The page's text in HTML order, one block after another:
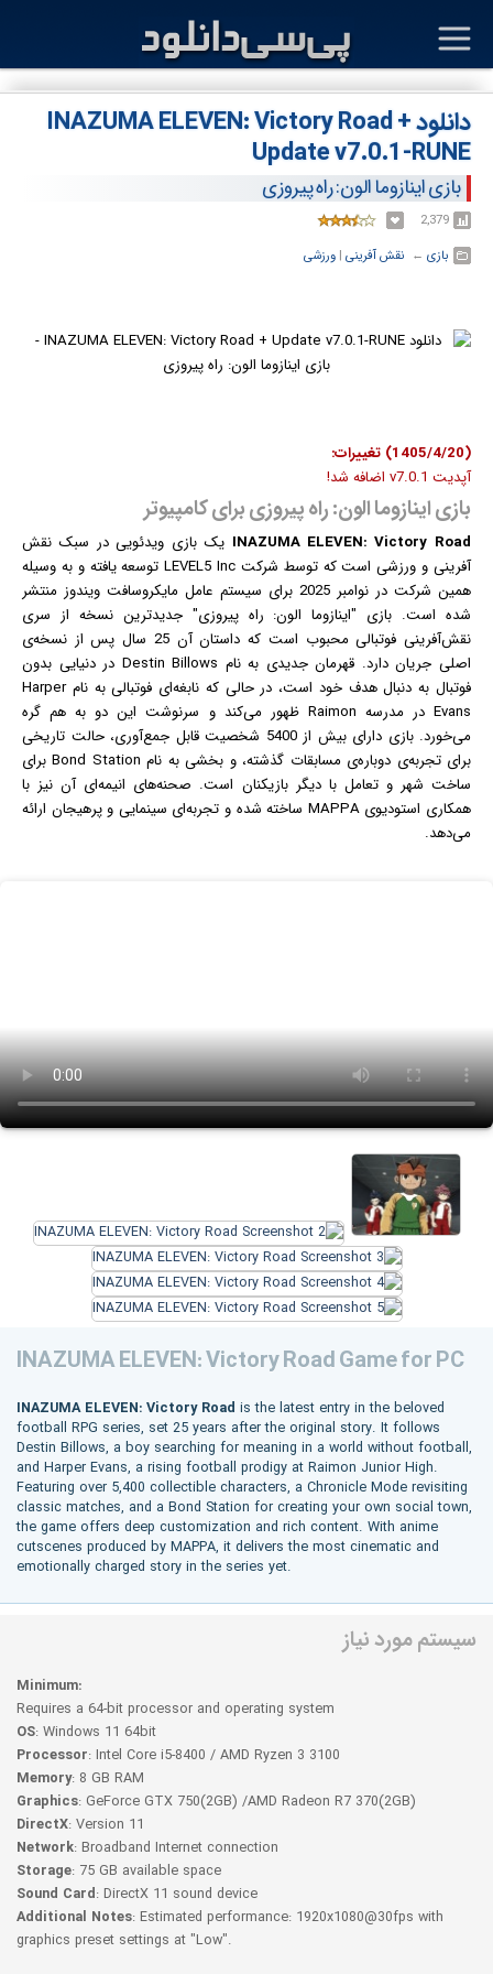
دانلود INAZUMA ELEVEN: Victory Road +
Update v7.0.1-RUNE
بازی اینازوما الون: راه پیروزی
2,379
بازی ← ‏ نقش آفرینی ‏| ورزشی
(1405/4/20) تغییرات:
آپدیت v7.0.1 اضافه شد!
بازی اینازوما الون: راه پیروزی برای کامپیوتر
INAZUMA ELEVEN: Victory Road یک بازی ویدئویی در سبک نقش
آفرینی و ورزشی است که توسط شرکت LEVEL5 Inc توسعه یافته و به وسیله
همین شرکت در نوامبر 2025 برای سیستم عامل مایکروسافت
ویندوز منتشر
شده است. بازی "اینازوما الون: راه پیروزی" جدیدترین نسخه از سری
نقش‌آفرینی فوتبالی محبوب است که داستان آن 25 سال پس از نسخه‌ی
اصلی جریان دارد. قهرمان جدیدی به نام Destin Billows در دنیایی بدون
فوتبال به دنبال هدف خود است، در حالی که نابغه‌ای فوتبالی به نام Harper
Evans در مدرسه Raimon ظهور می‌کند و سرنوشت این دو به هم گره
می‌خورد. بازی دارای بیش از 5400 شخصیت قابل جمع‌آوری، حالت تاریخی
برای تجربه‌ی دوباره‌ی مسابقات گذشته، و بخشی به نام Bond Station برای
ساخت شهر و تعامل با دیگر بازیکنان است. صحنه‌های انیمه‌ای آن نیز با
همکاری استودیوی MAPPA ساخته شده و تجربه‌ای سینمایی و پرهیجان ارائه
می‌دهد.
INAZUMA ELEVEN: Victory Road Game for PC
INAZUMA ELEVEN: Victory Road is the latest entry in the beloved
football RPG series, set 25 years after the original story. It follows
Destin Billows, a boy searching for meaning in a world without football,
and Harper Evans, a rising football prodigy at Raimon Junior High.
Featuring over 5,400 collectible characters, a Chronicle Mode revisiting
classic matches, and a Bond Station for creating your own social town,
the game offers deep customization and rich content. With anime
cutscenes produced by MAPPA, it delivers the most cinematic and
emotionally charged story in the series yet.
سیستم مورد نیاز
Minimum:
Requires a 64-bit processor and operating system
OS: Windows 11 64bit
Processor: Intel Core i5-8400 / AMD Ryzen 3 3100
Memory: 8 GB RAM
Graphics: GeForce GTX 750(2GB) /AMD Radeon R7 370(2GB)
DirectX: Version 11
Network: Broadband Internet connection
Storage: 75 GB available space
Sound Card: DirectX 11 sound device
Additional Notes: Estimated performance: 1920x1080@30fps with
graphics preset settings at "Low".